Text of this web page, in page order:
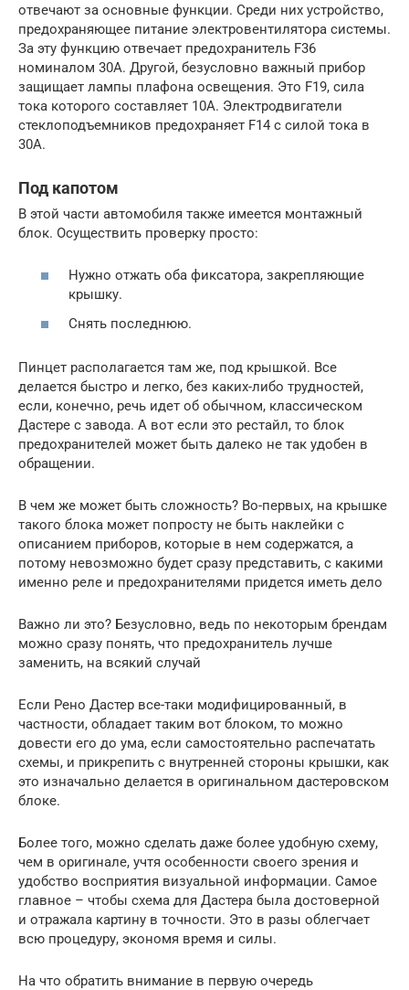
отвечают за основные функции. Среди них устройство,
предохраняющее питание электровентилятора системы.
За эту функцию отвечает предохранитель F36
номиналом 30А. Другой, безусловно важный прибор
защищает лампы плафона освещения. Это F19, сила
тока которого составляет 10А. Электродвигатели
стеклоподъемников предохраняет F14 с силой тока в
30А.
Под капотом
В этой части автомобиля также имеется монтажный
блок. Осуществить проверку просто:
Нужно отжать оба фиксатора, закрепляющие
крышку.
Снять последнюю.
Пинцет располагается там же, под крышкой. Все
делается быстро и легко, без каких-либо трудностей,
если, конечно, речь идет об обычном, классическом
Дастере с завода. А вот если это рестайл, то блок
предохранителей может быть далеко не так удобен в
обращении.
В чем же может быть сложность? Во-первых, на крышке
такого блока может попросту не быть наклейки с
описанием приборов, которые в нем содержатся, а
потому невозможно будет сразу представить, с какими
именно реле и предохранителями придется иметь дело
Важно ли это? Безусловно, ведь по некоторым брендам
можно сразу понять, что предохранитель лучше
заменить, на всякий случай
Если Рено Дастер все-таки модифицированный, в
частности, обладает таким вот блоком, то можно
довести его до ума, если самостоятельно распечатать
схемы, и прикрепить с внутренней стороны крышки, как
это изначально делается в оригинальном дастеровском
блоке.
Более того, можно сделать даже более удобную схему,
чем в оригинале, учтя особенности своего зрения и
удобство восприятия визуальной информации. Самое
главное – чтобы схема для Дастера была достоверной
и отражала картину в точности. Это в разы облегчает
всю процедуру, экономя время и силы.
На что обратить внимание в первую очередь